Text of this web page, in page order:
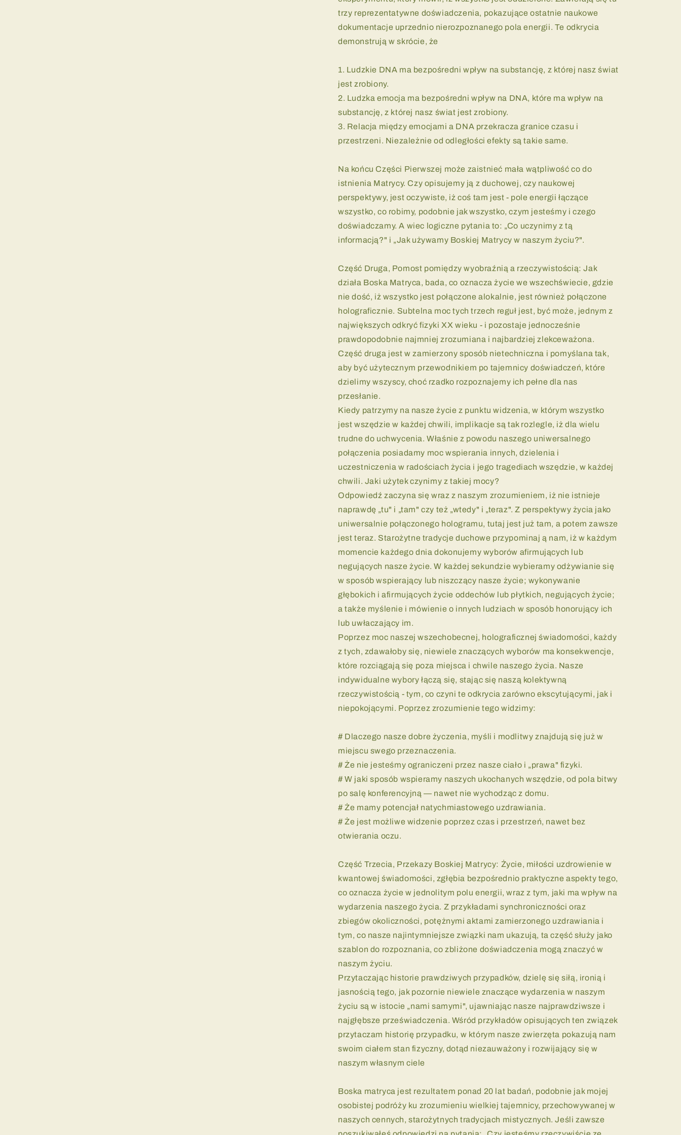
trzy reprezentatywne doświadczenia, pokazujące ostatnie naukowe
dokumentacje uprzednio nierozpoznanego pola energii. Te odkrycia
demonstrują w skrócie, że
1. Ludzkie DNA ma bezpośredni wpływ na substancję, z której nasz świat
jest zrobiony.
2. Ludzka emocja ma bezpośredni wpływ na DNA, które ma wpływ na
substancję, z której nasz świat jest zrobiony.
3. Relacja między emocjami a DNA przekracza granice czasu i
przestrzeni. Niezależnie od odległości efekty są takie same.
Na końcu Części Pierwszej może zaistnieć mała wątpliwość co do
istnienia Matrycy. Czy opisujemy ją z duchowej, czy naukowej
perspektywy, jest oczywiste, iż coś tam jest - pole energii łączące
wszystko, co robimy, podobnie jak wszystko, czym jesteśmy i czego
doświadczamy. A wiec logiczne pytania to: „Co uczynimy z tą
informacją?" i „Jak używamy Boskiej Matrycy w naszym życiu?".
Część Druga, Pomost pomiędzy wyobraźnią a rzeczywistością: Jak
działa Boska Matryca, bada, co oznacza życie we wszechświecie, gdzie
nie dość, iż wszystko jest połączone alokalnie, jest również połączone
holograficznie. Subtelna moc tych trzech reguł jest, być może, jednym z
największych odkryć fizyki XX wieku - i pozostaje jednocześnie
prawdopodobnie najmniej zrozumiana i najbardziej zlekceważona.
Część druga jest w zamierzony sposób nietechniczna i pomyślana tak,
aby być użytecznym przewodnikiem po tajemnicy doświadczeń, które
dzielimy wszyscy, choć rzadko rozpoznajemy ich pełne dla nas
przesłanie.
Kiedy patrzymy na nasze życie z punktu widzenia, w którym wszystko
jest wszędzie w każdej chwili, implikacje są tak rozlegle, iż dla wielu
trudne do uchwycenia. Właśnie z powodu naszego uniwersalnego
połączenia posiadamy moc wspierania innych, dzielenia i
uczestniczenia w radościach życia i jego tragediach wszędzie, w każdej
chwili. Jaki użytek czynimy z takiej mocy?
Odpowiedź zaczyna się wraz z naszym zrozumieniem, iż nie istnieje
naprawdę „tu" i „tam" czy też „wtedy" i „teraz". Z perspektywy życia jako
uniwersalnie połączonego hologramu, tutaj jest już tam, a potem zawsze
jest teraz. Starożytne tradycje duchowe przypominaj ą nam, iż w każdym
momencie każdego dnia dokonujemy wyborów afirmujących lub
negujących nasze życie. W każdej sekundzie wybieramy odżywianie się
w sposób wspierający lub niszczący nasze życie; wykonywanie
głębokich i afirmujących życie oddechów lub płytkich, negujących życie;
a także myślenie i mówienie o innych ludziach w sposób honorujący ich
lub uwłaczający im.
Poprzez moc naszej wszechobecnej, holograficznej świadomości, każdy
z tych, zdawałoby się, niewiele znaczących wyborów ma konsekwencje,
które rozciągają się poza miejsca i chwile naszego życia. Nasze
indywidualne wybory łączą się, stając się naszą kolektywną
rzeczywistością - tym, co czyni te odkrycia zarówno ekscytującymi, jak i
niepokojącymi. Poprzez zrozumienie tego widzimy:
# Dlaczego nasze dobre życzenia, myśli i modlitwy znajdują się już w
miejscu swego przeznaczenia.
# Że nie jesteśmy ograniczeni przez nasze ciało i „prawa" fizyki.
# W jaki sposób wspieramy naszych ukochanych wszędzie, od pola bitwy
po salę konferencyjną — nawet nie wychodząc z domu.
# Że mamy potencjał natychmiastowego uzdrawiania.
# Że jest możliwe widzenie poprzez czas i przestrzeń, nawet bez
otwierania oczu.
Część Trzecia, Przekazy Boskiej Matrycy: Życie, miłości uzdrowienie w
kwantowej świadomości, zgłębia bezpośrednio praktyczne aspekty tego,
co oznacza życie w jednolitym polu energii, wraz z tym, jaki ma wpływ na
wydarzenia naszego życia. Z przykładami synchroniczności oraz
zbiegów okoliczności, potężnymi aktami zamierzonego uzdrawiania i
tym, co nasze najintymniejsze związki nam ukazują, ta część służy jako
szablon do rozpoznania, co zbliżone doświadczenia mogą znaczyć w
naszym życiu.
Przytaczając historie prawdziwych przypadków, dzielę się siłą, ironią i
jasnością tego, jak pozornie niewiele znaczące wydarzenia w naszym
życiu są w istocie „nami samymi", ujawniając nasze najprawdziwsze i
najgłębsze przeświadczenia. Wśród przykładów opisujących ten związek
przytaczam historię przypadku, w którym nasze zwierzęta pokazują nam
swoim ciałem stan fizyczny, dotąd niezauważony i rozwijający się w
naszym własnym ciele
Boska matryca jest rezultatem ponad 20 lat badań, podobnie jak mojej
osobistej podróży ku zrozumieniu wielkiej tajemnicy, przechowywanej w
naszych cennych, starożytnych tradycjach mistycznych. Jeśli zawsze